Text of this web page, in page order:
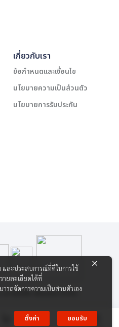
เกี่ยวกับเรา
ข้อกำหนดและเงื่อนไข
นโยบายความเป็นส่วนตัว
นโยบายการรับประกัน
คาเซิลลิ่ง เซ็นเตอร์ จำกัด
ละประสบการณ์ที่ดีในการใช้
ยละเอียดได้ที่
ารถจัดการความเป็นส่วนตัวเอง
ตั้งค่า
ยอมรับ